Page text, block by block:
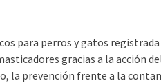
para perros y gatos
gracias a la acción
la prevención frente a la